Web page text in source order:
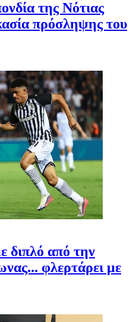
της Νότιας
πρόσληψης του
διπλό από την
φλερτάρει με